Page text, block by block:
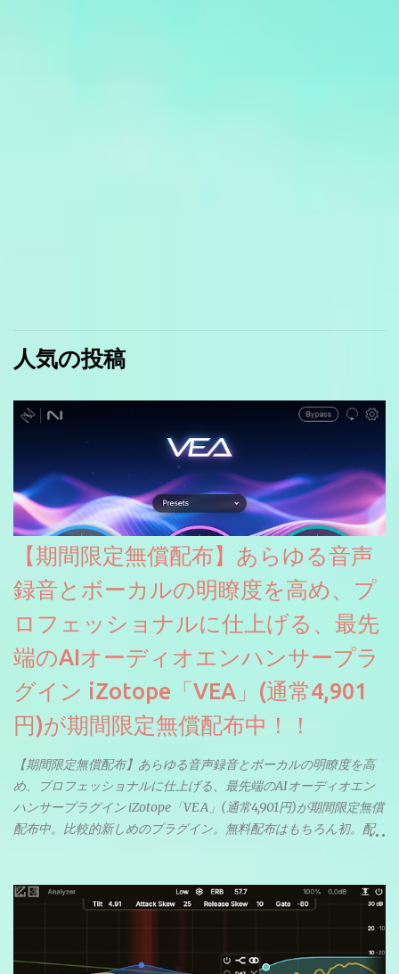
人気の投稿
【期間限定無償配布】あらゆる音声
録音とボーカルの明瞭度を高め、プ
ロフェッショナルに仕上げる、最先
端のAIオーディオエンハンサープラ
グイン iZotope「VEA」(通常4,901
円)が期間限定無償配布中！！
【期間限定無償配布】あらゆる音声録音とボーカルの明瞭度を高
め、プロフェッショナルに仕上げる、最先端のAIオーディオエン
ハンサープラグイン iZotope「VEA」(通常4,901円)が期間限定無償
配布中。比較的新しめのプラグイン。無料配布はもちろん初。配